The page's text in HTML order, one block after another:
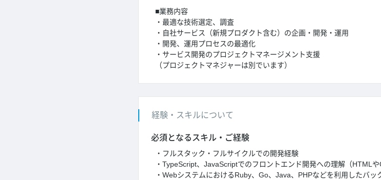
■業務内容
・最適な技術選定、調査
・自社サービス（新規プロダクト含む）の企画・開発・運用
・開発、運用プロセスの最適化
・サービス開発のプロジェクトマネージメント支援
（プロジェクトマネジャーは別でいます）
経験・スキルについて
必須となるスキル・ご経験
・フルスタック・フルサイクルでの開発経験
・TypeScript、JavaScriptでのフロントエンド開発への理解（HTMLや
・WebシステムにおけるRuby、Go、Java、PHPなどを利用したバッ